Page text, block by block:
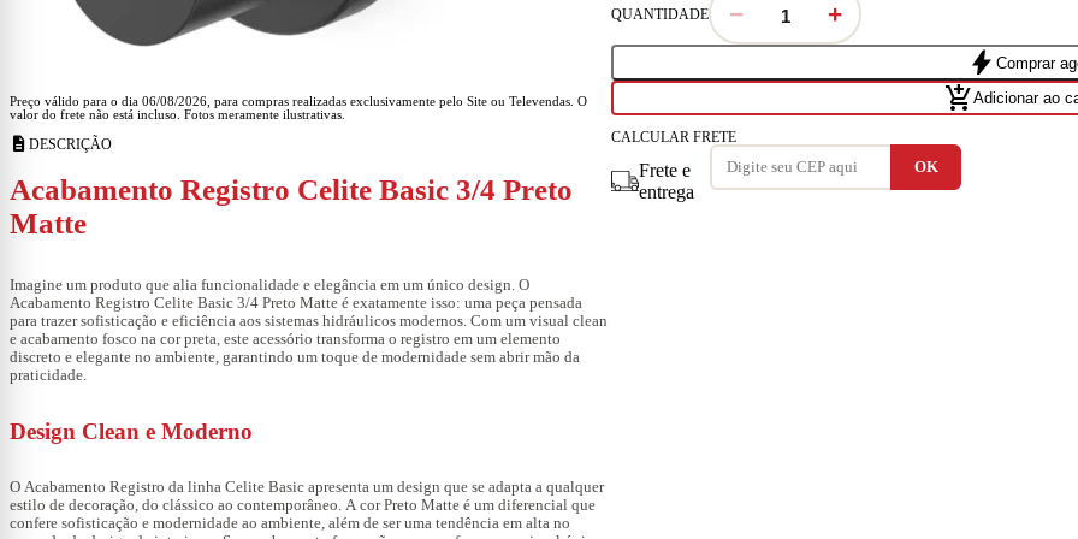
Preço válido para o dia 06/08/2026, para compras realizadas exclusivamente pelo Site ou Televendas. O
valor do frete não está incluso. Fotos meramente ilustrativas.
description DESCRIÇÃO
Acabamento Registro Celite Basic 3/4 Preto
Matte
Imagine um produto que alia funcionalidade e elegância em um único design. O
Acabamento Registro Celite Basic 3/4 Preto Matte é exatamente isso: uma peça pensada
para trazer sofisticação e eficiência aos sistemas hidráulicos modernos. Com um visual clean
e acabamento fosco na cor preta, este acessório transforma o registro em um elemento
discreto e elegante no ambiente, garantindo um toque de modernidade sem abrir mão da
praticidade.
Design Clean e Moderno
O Acabamento Registro da linha Celite Basic apresenta um design que se adapta a qualquer
estilo de decoração, do clássico ao contemporâneo. A cor Preto Matte é um diferencial que
confere sofisticação e modernidade ao ambiente, além de ser uma tendência em alta no
QUANTIDADE − +
bolt Comprar
add_shopping_cartAdicionar ao
CALCULAR FRETE
Frete e
entrega